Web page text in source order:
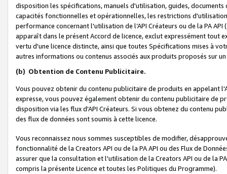
disposition les spécifications, manuels d'utilisation, guides,
capacités fonctionnelles et opérationnelles, les restrictions
performance concernant l'utilisation de l’API Créateurs ou de la PA
apparaît dans le présent Accord de licence, exclut expressément tout
vertu d'une licence distincte, ainsi que toutes Spécifications mises à
autres informations ou contenus associés aux produits proposés sur
(b) Obtention de Contenu Publicitaire.
Vous pouvez obtenir du contenu publicitaire de produits en appelant
expresse, vous pouvez également obtenir du contenu publicitaire de
disposition via les flux d'API Créateurs. Si vous obtenez du contenu
des flux de données sont soumis à cette licence.
Vous reconnaissez nous sommes susceptibles de modifier,
fonctionnalité de la Creators API ou de la PA API ou des Flux de
assurer que la consultation et l'utilisation de la Creators API ou de la
compris la présente Licence et toutes les Politiques du Programme).